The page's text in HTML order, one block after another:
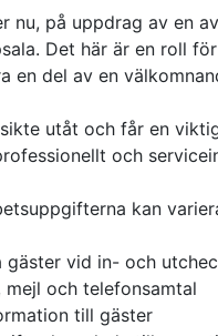
nu, på uppdrag av en
Det här är en roll
en del av en
utåt och får en
och
kan
gäster vid in- och
mejl och telefonsamtal
till gäster